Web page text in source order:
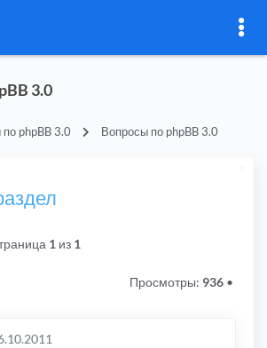
3.0
phpBB 3.0 Вопросы по phpBB 3.0
1 из 1
Просмотры: 936 •